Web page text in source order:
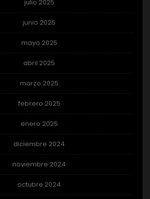
julio 2025
junio 2025
mayo 2025
abril 2025
marzo 2025
febrero 2025
enero 2025
diciembre 2024
noviembre 2024
octubre 2024